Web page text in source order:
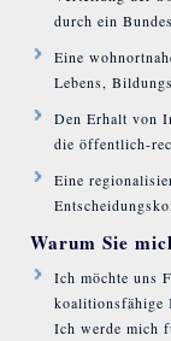
durch ein
Eine
Lebens,
Den Erhalt von
die öffentlich-
Eine
Warum Sie
Ich möchte uns
koalitionsfähige
Ich werde mich